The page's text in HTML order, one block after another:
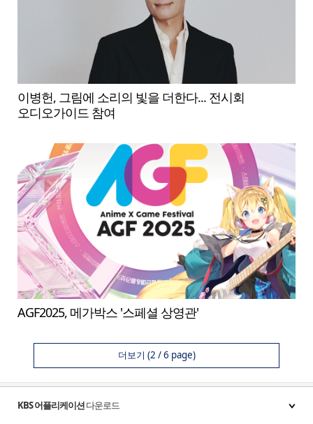
이병헌, 그림에 소리의 빛을 더한다... 전시회
오디오가이드 참여
AGF2025, 메가박스 '스페셜 상영관'
더보기 (2 / 6 page)
KBS 어플리케이션다운로드